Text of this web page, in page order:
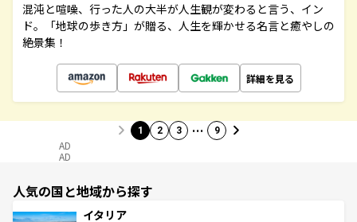
混沌と喧噪、行った人の大半が人生観が変わると言う、イン
ド。「地球の歩き方」が贈る、人生を輝かせる名言と癒やしの
絶景集！
詳細を見る
1 2 3 … 9
AD
AD
人気の国と地域から探す
イタリア